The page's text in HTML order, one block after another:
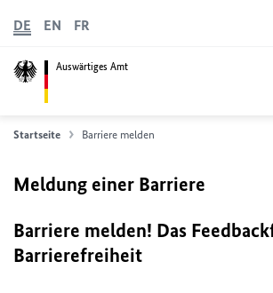
Auswärtiges Amt
DE EN FR
Startseite Barriere melden
Meldung einer Barriere
Barriere melden! Das
Barrierefreiheit